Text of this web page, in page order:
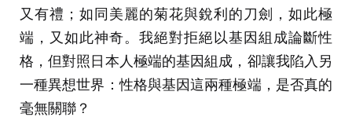
又有禮；如同美麗的菊花與銳利的刀劍，如此極
端，又如此神奇。我絕對拒絕以基因組成論斷性
格，但對照日本人極端的基因組成，卻讓我陷入另
一種異想世界：性格與基因這兩種極端，是否真的
毫無關聯？